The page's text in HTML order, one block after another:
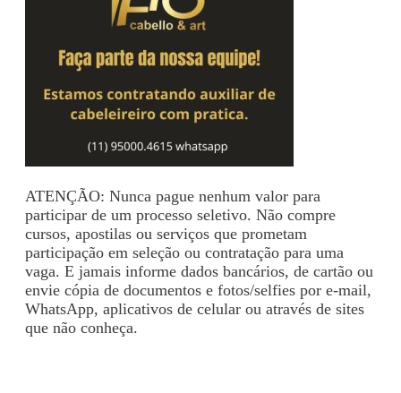
ATENÇÃO: Nunca pague nenhum valor para
participar de um processo seletivo. Não compre
cursos, apostilas ou serviços que prometam
participação em seleção ou contratação para uma
vaga. E jamais informe dados bancários, de cartão ou
envie cópia de documentos e fotos/selfies por e-mail,
WhatsApp, aplicativos de celular ou através de sites
que não conheça.